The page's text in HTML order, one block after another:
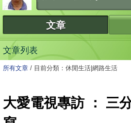
文章
文章列表
所有文章 / 目前分類：休閒生活|網路生活
大愛電視專訪 ： 三